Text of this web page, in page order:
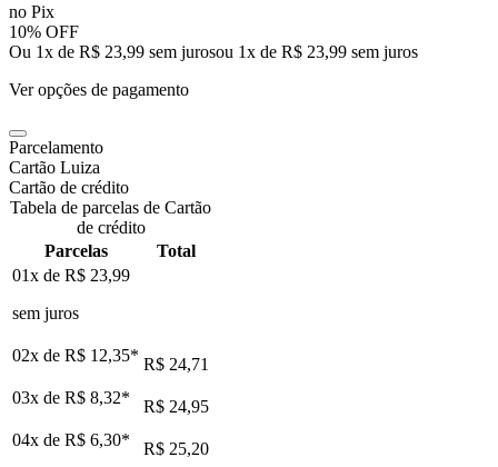
no Pix
10% OFF
Ou 1x de R$ 23,99 sem jurosou 1x de R$ 23,99 sem juros
Ver opções de pagamento
Parcelamento
Cartão Luiza
Cartão de crédito
Tabela de parcelas de Cartão
de crédito
Parcelas
Total
01x de R$ 23,99
sem juros
02x de R$ 12,35* R$ 24,71
03x de R$ 8,32*
R$ 24,95
04x de R$ 6,30*
R$ 25,20